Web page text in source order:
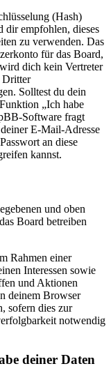
(Hash)
dir empfohlen, dieses
zu verwenden. Das
für das Board,
dich kein Vertreter
Dritter
Solltest du dein
„Ich habe
Software fragt
E-Mail-Adresse
an diese
kannst.
und oben
Board betreiben
Rahmen einer
Interessen sowie
und Aktionen
deinem Browser
sofern dies zur
notwendig
deiner Daten